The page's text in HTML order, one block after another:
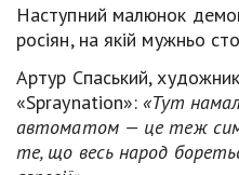
Наступний малюнок
росіян, на якій мужньо
Артур Спаський,
«Spraynation»:«Тут
автоматом — це теж
те, що весь народ